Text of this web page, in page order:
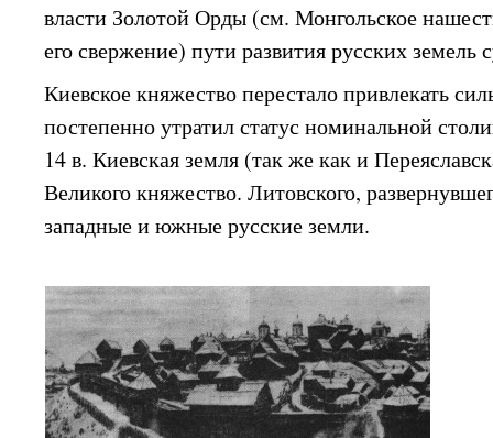
власти Золотой Орды (см. Монгольское
его свержение) пути развития русских земель
Киевское княжество перестало привлекать
постепенно утратил статус номинальной
14 в. Киевская земля (так же как и
Великого княжество. Литовского,
западные и южные русские земли.